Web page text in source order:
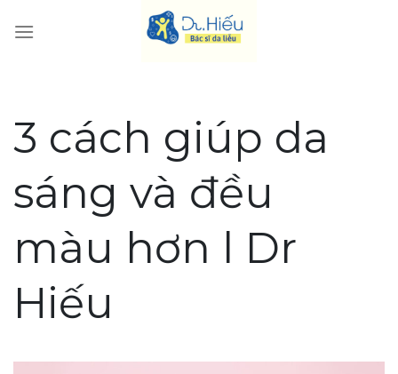
3 cách giúp da
sáng và đều
màu hơn l Dr
Hiếu